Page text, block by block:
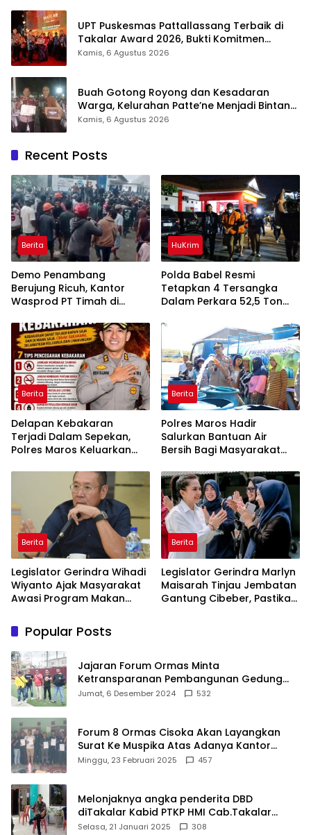
UPT Puskesmas Pattallassang Terbaik di
Takalar Award 2026, Bukti Komitmen
Hadirkan Pelayanan Kesehatan Berkualitas
Kamis, 6 Agustus 2026
Buah Gotong Royong dan Kesadaran
Warga, Kelurahan Patte’ne Menjadi Bintang
Takalar Award 2026
Kamis, 6 Agustus 2026
Recent Posts
Berita
Demo Penambang
Berujung Ricuh, Kantor
Wasprod PT Timah di
HuKrim
Polda Babel Resmi
Tetapkan 4 Tersangka
Dalam Perkara 52,5 Ton
Belitung
Berita
Delapan Kebakaran
Terjadi Dalam Sepekan,
Polres Maros Keluarkan
Masyarakat
Berita
Polres Maros Hadir
Salurkan Bantuan Air
Bersih Bagi Masyarakat
Di Maros
Berita
Legislator Gerindra Wihadi
Wiyanto Ajak Masyarakat
Awasi Program Makan
Sasaran
Berita
Legislator Gerindra Marlyn
Maisarah Tinjau Jembatan
Gantung Cibeber, Pastikan
Popular Posts
Jajaran Forum Ormas Minta
Ketransparanan Pembangunan Gedung
Damkar Di Kecamatan Cisoka
Jumat, 6 Desember 2024 532
Forum 8 Ormas Cisoka Akan Layangkan
Surat Ke Muspika Atas Adanya Kantor
Matel di Cisoka
Minggu, 23 Februari 2025 457
Melonjaknya angka penderita DBD
diTakalar Kabid PTKP HMI Cab.Takalar
angkat bicara
Selasa, 21 Januari 2025 308